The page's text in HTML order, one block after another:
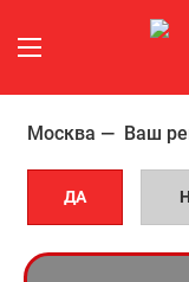
Москва — Ваш
ДА
карты
в
КАРТЫ